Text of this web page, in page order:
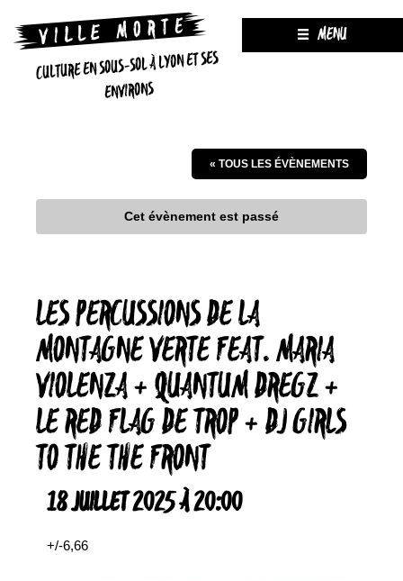
CULTURE EN SOUS-SOL À LYON ET SES
ENVIRONS
MENU
« TOUS LES ÉVÈNEMENTS
Cet évènement est passé
LES PERCUSSIONS DE LA
MONTAGNE VERTE FEAT. MARIA
VIOLENZA + QUANTUM DREGZ +
LE RED FLAG DE TROP + DJ GIRLS
TO THE THE FRONT
18 JUILLET 2025 À 20:00
+/-6,66